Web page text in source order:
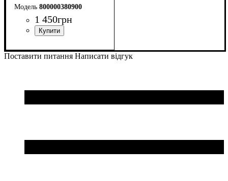
800000380900
1 450грн
Поставити питання Написати відгук